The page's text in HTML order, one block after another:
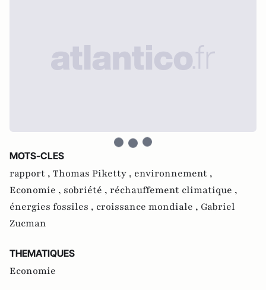
MOTS-CLES
rapport , Thomas Piketty , environnement ,
Economie , sobriété , réchauffement climatique ,
énergies fossiles , croissance mondiale , Gabriel
Zucman
THEMATIQUES
Economie